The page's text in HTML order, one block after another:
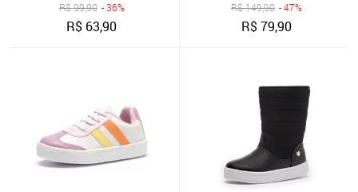
R$99,90 - 36%
R$ 63,90
R$149,90 - 47%
R$79,90